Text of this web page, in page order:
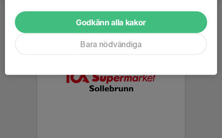
Godkänn alla kakor
Bara nödvändiga